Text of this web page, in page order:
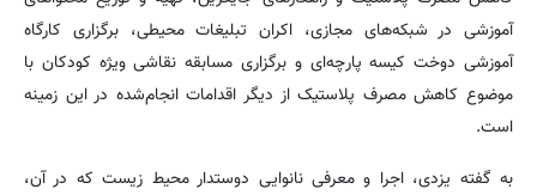
آموزشی در شبکه‌های مجازی، اکران تبلیغات محیطی، برگزاری کارگاه
آموزشی دوخت کیسه پارچه‌ای و برگزاری مسابقه نقاشی ویژه کودکان با
موضوع کاهش مصرف پلاستیک از دیگر اقدامات انجام‌شده در این زمینه
است.
به گفته یزدی، اجرا و معرفی نانوایی دوستدار محیط زیست که در آن،